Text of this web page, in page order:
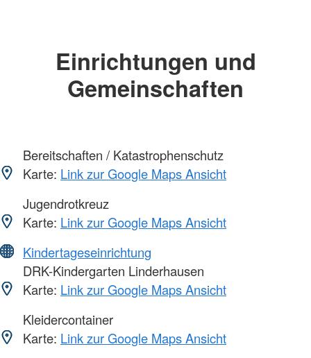
Einrichtungen und
Gemeinschaften
Bereitschaften / Katastrophenschutz
Karte: Link zur Google Maps Ansicht
Jugendrotkreuz
Karte: Link zur Google Maps Ansicht
Kindertageseinrichtung
DRK-Kindergarten Linderhausen
Karte: Link zur Google Maps Ansicht
Kleidercontainer
Karte: Link zur Google Maps Ansicht